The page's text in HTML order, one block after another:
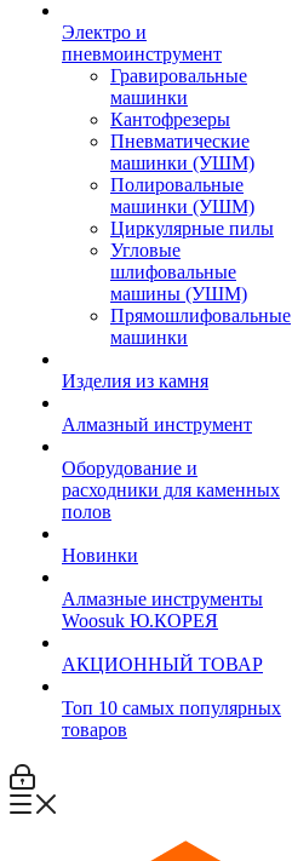
Электро и
пневмоинструмент
Гравировальные
машинки
Кантофрезеры
Пневматические
машинки (УШМ)
Полировальные
машинки (УШМ)
Циркулярные пилы
Угловые
шлифовальные
машины (УШМ)
Прямошлифовальные
машинки
Изделия из камня
Алмазный инструмент
Оборудование и
расходники для каменных
полов
Новинки
Алмазные инструменты
Woosuk Ю.КОРЕЯ
АКЦИОННЫЙ ТОВАР
Топ 10 самых популярных
товаров